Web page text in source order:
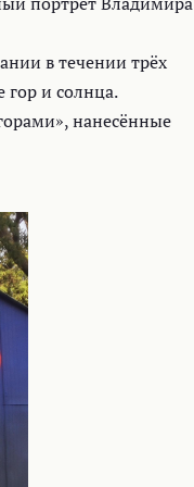
в течении трёх
гор и солнца.
нанесённые